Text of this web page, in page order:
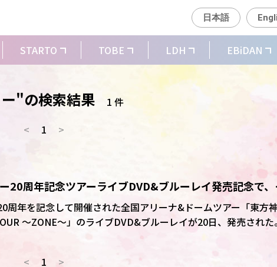
日本語
STARTO TOBE LDH EBiDAN
"の検索結果
1 件
<
1 >
20周年記念ツアーライブDVD&ブルーレイ発売記念で、
」とコラボ
周年を記念して開催された全国アリーナ&ドームツアー「東方
～ZONE～」のライブDVD&ブルーレイが20日、発売された。
< 1 >